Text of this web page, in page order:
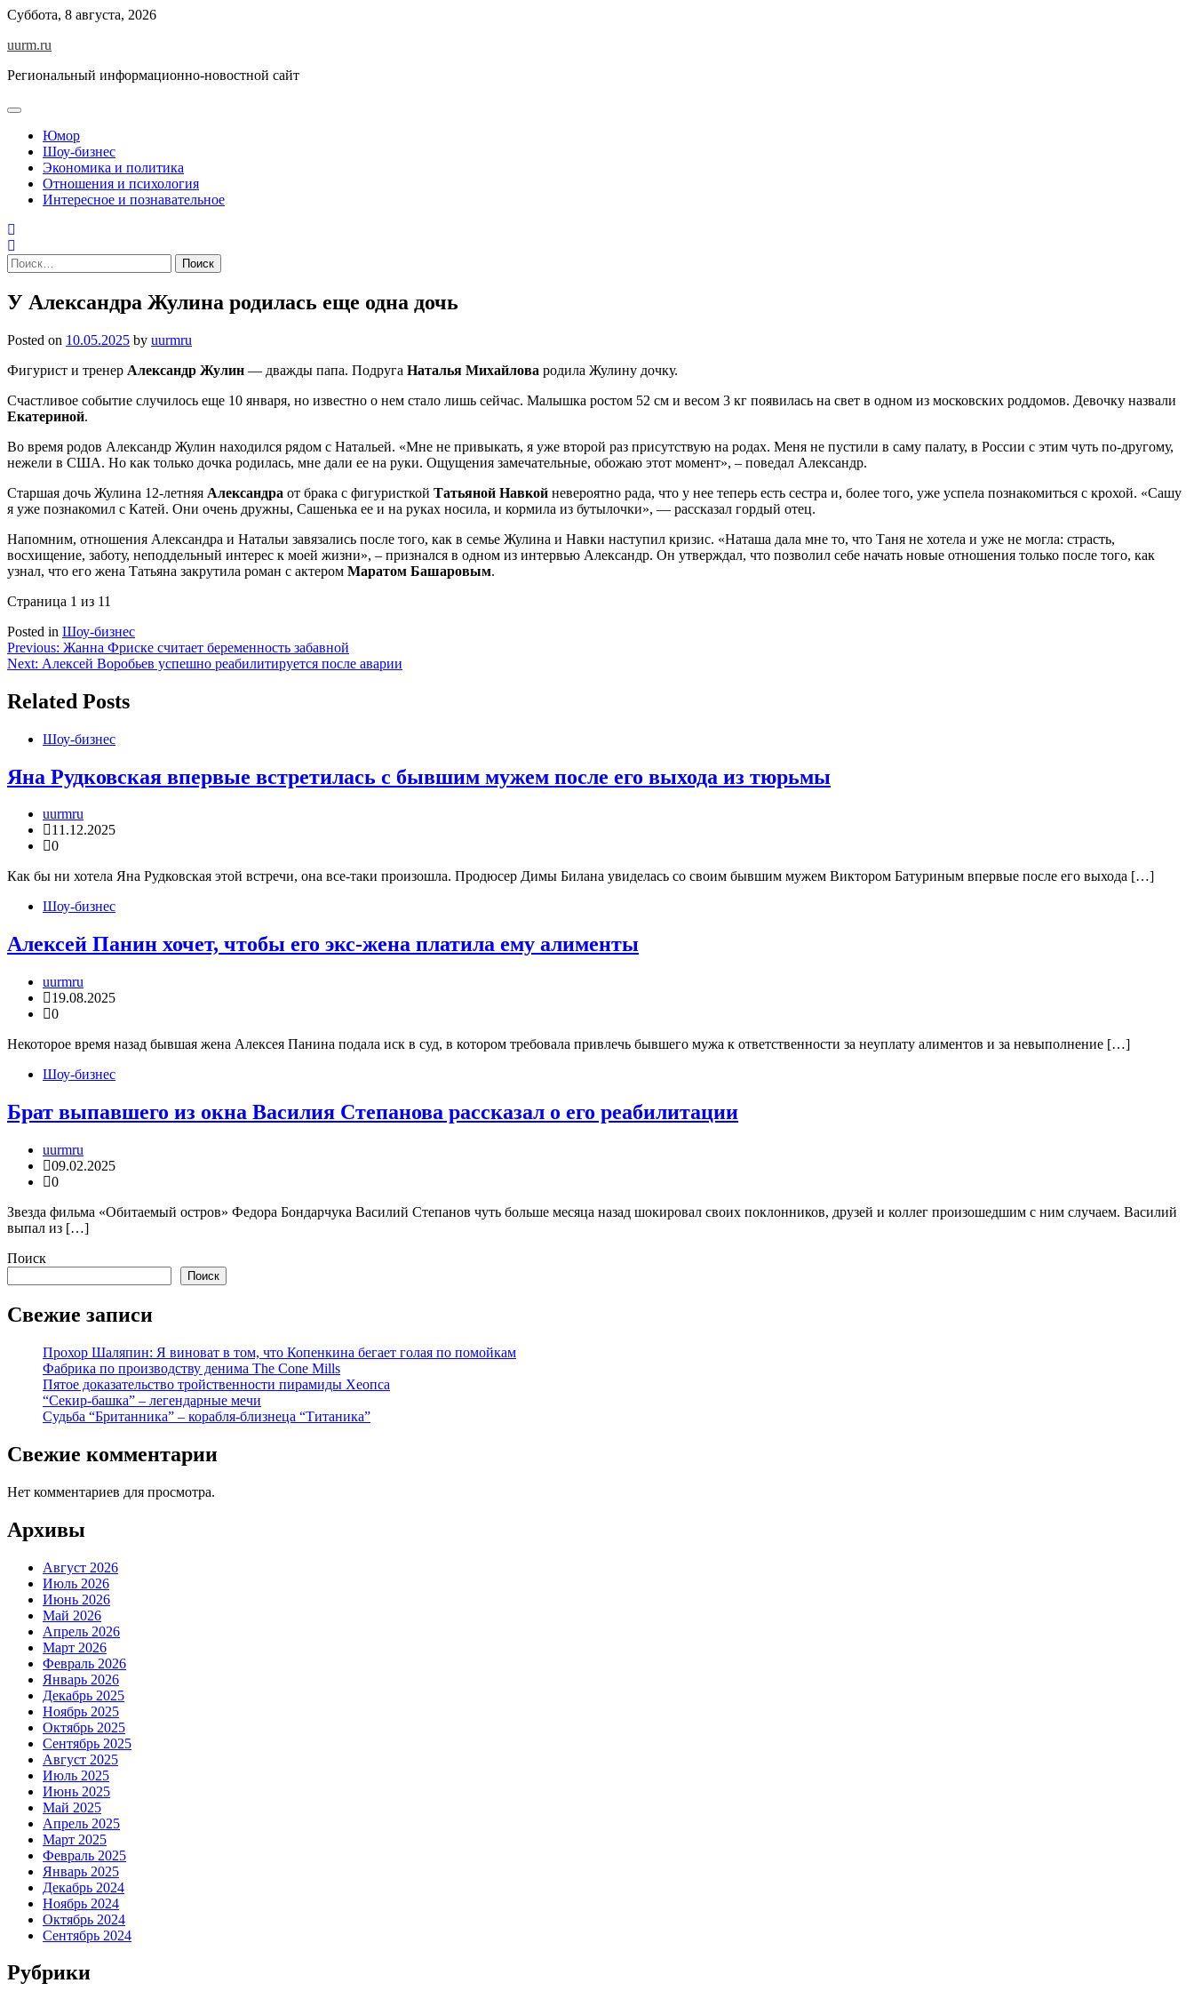
Skip
content
Суббота, 8 августа, 2026
uurm.ru
Региональный информационно-новостной сайт
Юмор
Шоу-бизнес
Экономика и политика
Отношения и психология
Интересное и познавательное
Найти:
У Александра Жулина родилась еще одна дочь
Posted on 10.05.2025 by uurmru
Фигурист и тренер Александр Жулин — дважды папа. Подруга Наталья Михайлова родила Жулину дочку.
Счастливое событие случилось еще 10 января, но известно о нем стало лишь сейчас. Малышка ростом 52 см и весом 3 кг появилась на свет в одном из московских роддомов. Девочку назвали
Екатериной.
Во время родов Александр Жулин находился рядом с Натальей. «Мне не привыкать, я уже второй раз присутствую на родах. Меня не пустили в саму палату, в России с этим чуть по-другому,
нежели в США. Но как только дочка родилась, мне дали ее на руки. Ощущения замечательные, обожаю этот момент», – поведал Александр.
Старшая дочь Жулина 12-летняя Александра от брака с фигуристкой Татьяной Навкой невероятно рада, что у нее теперь есть сестра и, более того, уже успела познакомиться с крохой. «Сашу
я уже познакомил с Катей. Они очень дружны, Сашенька ее и на руках носила, и кормила из бутылочки», — рассказал гордый отец.
Напомним, отношения Александра и Натальи завязались после того, как в семье Жулина и Навки наступил кризис. «Наташа дала мне то, что Таня не хотела и уже не могла: страсть,
восхищение, заботу, неподдельный интерес к моей жизни», – признался в одном из интервью Александр. Он утверждал, что позволил себе начать новые отношения только после того, как
узнал, что его жена Татьяна закрутила роман с актером Маратом Башаровым.
Страница 1 из 11
Posted in Шоу-бизнес
Навигация
по
записям
Previous: Жанна Фриске считает беременность забавной
Next: Алексей Воробьев успешно реабилитируется после аварии
Related Posts
Шоу-бизнес
Яна Рудковская впервые встретилась с бывшим мужем после его выхода из тюрьмы
uurmru
11.12.2025
0
Как бы ни хотела Яна Рудковская этой встречи, она все-таки произошла. Продюсер Димы Билана увиделась со своим бывшим мужем Виктором Батуриным впервые после его выхода […]
Шоу-бизнес
Алексей Панин хочет, чтобы его экс-жена платила ему алименты
uurmru
19.08.2025
0
Некоторое время назад бывшая жена Алексея Панина подала иск в суд, в котором требовала привлечь бывшего мужа к ответственности за неуплату алиментов и за невыполнение […]
Шоу-бизнес
Брат выпавшего из окна Василия Степанова рассказал о его реабилитации
uurmru
09.02.2025
0
Звезда фильма «Обитаемый остров» Федора Бондарчука Василий Степанов чуть больше месяца назад шокировал своих поклонников, друзей и коллег произошедшим с ним случаем. Василий
выпал из […]
Поиск
Поиск
Свежие записи
Прохор Шаляпин: Я виноват в том, что Копенкина бегает голая по помойкам
Фабрика по производству денима The Cone Mills
Пятое доказательство тройственности пирамиды Хеопса
“Секир-башка” – легендарные мечи
Судьба “Британника” – корабля-близнеца “Титаника”
Свежие комментарии
Нет комментариев для просмотра.
Архивы
Август 2026
Июль 2026
Июнь 2026
Май 2026
Апрель 2026
Март 2026
Февраль 2026
Январь 2026
Декабрь 2025
Ноябрь 2025
Октябрь 2025
Сентябрь 2025
Август 2025
Июль 2025
Июнь 2025
Май 2025
Апрель 2025
Март 2025
Февраль 2025
Январь 2025
Декабрь 2024
Ноябрь 2024
Октябрь 2024
Сентябрь 2024
Рубрики